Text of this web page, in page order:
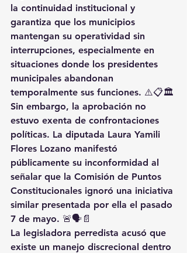
la continuidad institucional y
garantiza que los municipios
mantengan su operatividad sin
interrupciones, especialmente en
situaciones donde los presidentes
municipales abandonan
temporalmente sus funciones. ⚠️📋🏛️
Sin embargo, la aprobación no
estuvo exenta de confrontaciones
políticas. La diputada Laura Yamili
Flores Lozano manifestó
públicamente su inconformidad al
señalar que la Comisión de Puntos
Constitucionales ignoró una iniciativa
similar presentada por ella el pasado
7 de mayo. 🚨🗣️📄
La legisladora perredista acusó que
existe un manejo discrecional dentro